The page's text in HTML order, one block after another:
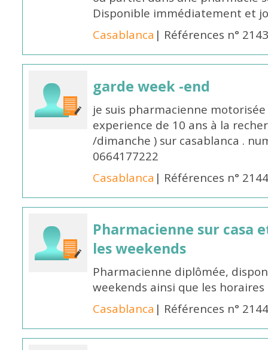
Disponible immédiatement et
Casablanca | Références n°
garde week -end
je suis pharmacienne
experience de 10 ans à la
/dimanche ) sur casablanca .
0664177222
Casablanca | Références n°
Pharmacienne sur casa
les weekends
Pharmacienne diplômée,
weekends ainsi que les
Casablanca | Références n°